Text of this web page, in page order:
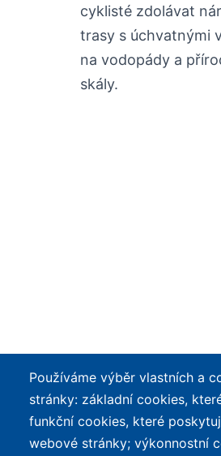
cyklisté zdolávat
trasy s úchvatnými
na vodopády a
skály.
Používáme výběr vlastních a
stránky: základní cookies,
funkční cookies, které
webové stránky; výkonnostní